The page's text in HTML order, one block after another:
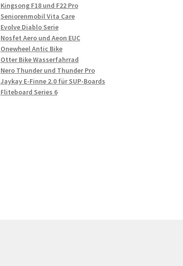
Kingsong F18 und F22 Pro
Seniorenmobil Vita Care
Evolve Diablo Serie
Nosfet Aero und Aeon EUC
Onewheel Antic Bike
Otter Bike Wasserfahrrad
Nero Thunder und Thunder Pro
Jaykay E-Finne 2.0 für SUP-Boards
Fliteboard Series 6